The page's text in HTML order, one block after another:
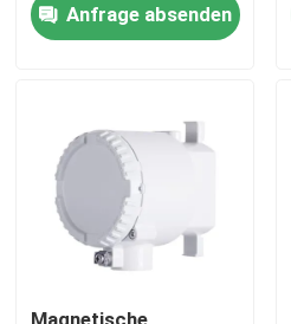
Über uns
Qualitätskontrolle
Kontakt
Referenzen
Anfrage absenden
Magnetische